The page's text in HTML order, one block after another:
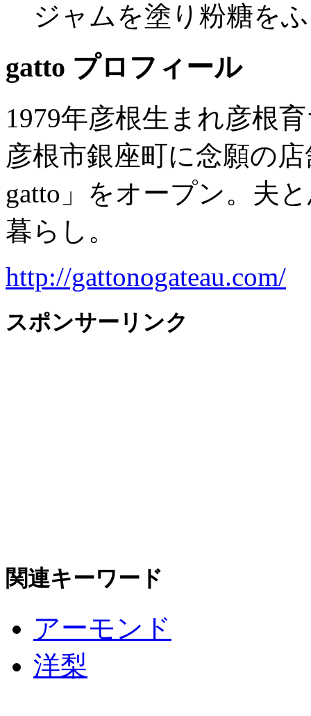
ジャムを塗り粉糖を
gatto プロフィール
1979年彦根生まれ彦根
彦根市銀座町に念願の
gatto」をオープン。夫
暮らし。
http://gattonogateau.com/
スポンサーリンク
関連キーワード
アーモンド
洋梨